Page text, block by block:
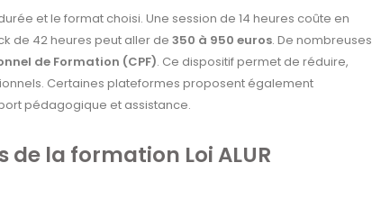
et le format choisi. Une session de 14 heures coûte en
de 42 heures peut aller de 350 à 950 euros. De nombreuses
de Formation (CPF). Ce dispositif permet de réduire,
Certaines plateformes proposent également
pédagogique et assistance.
la formation Loi ALUR